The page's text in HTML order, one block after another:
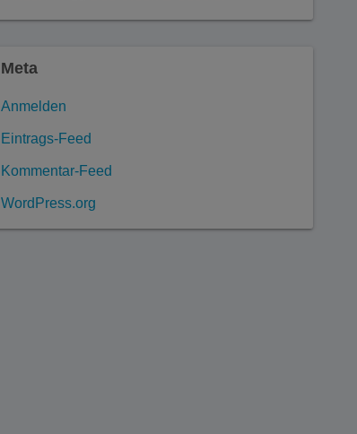
Meta
Anmelden
Eintrags-Feed
Kommentar-Feed
WordPress.org